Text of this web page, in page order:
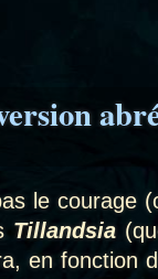
courage
Tillandsia
en fonction